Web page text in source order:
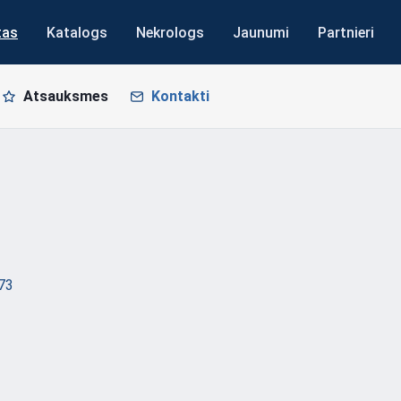
Katalogs Nekrologs Jaunumi Partnieri
Atsauksmes Kontakti